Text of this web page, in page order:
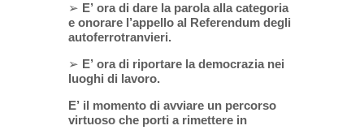
➢ E’ ora di dare la parola alla categoria
e onorare l’appello al Referendum degli
autoferrotranvieri.
➢ E’ ora di riportare la democrazia nei
luoghi di lavoro.
E’ il momento di avviare un percorso
virtuoso che porti a rimettere in